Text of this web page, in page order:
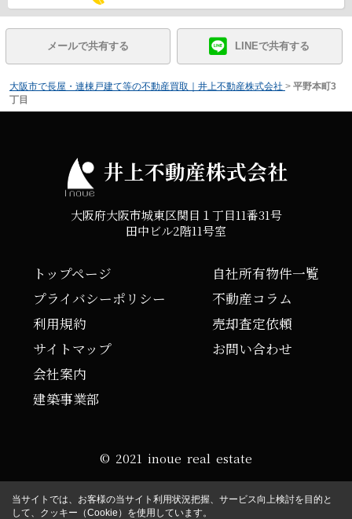
メールで共有する LINEで共有する
大阪市で長屋・連棟戸建て等の不動産買取｜井上不動産株式会社 > 平野本町3
丁目
井上不動産株式会社
大阪府大阪市城東区関目１丁目11番31号
田中ビル2階11号室
トップページ
プライバシーポリシー
利用規約
サイトマップ
会社案内
建築事業部
自社所有物件一覧
不動産コラム
売却査定依頼
お問い合わせ
© 2021 inoue real estate
当サイトでは、お客様の当サイト利用状況把握、サービス向上検討を目的と
して、クッキー（Cookie）を使用しています。